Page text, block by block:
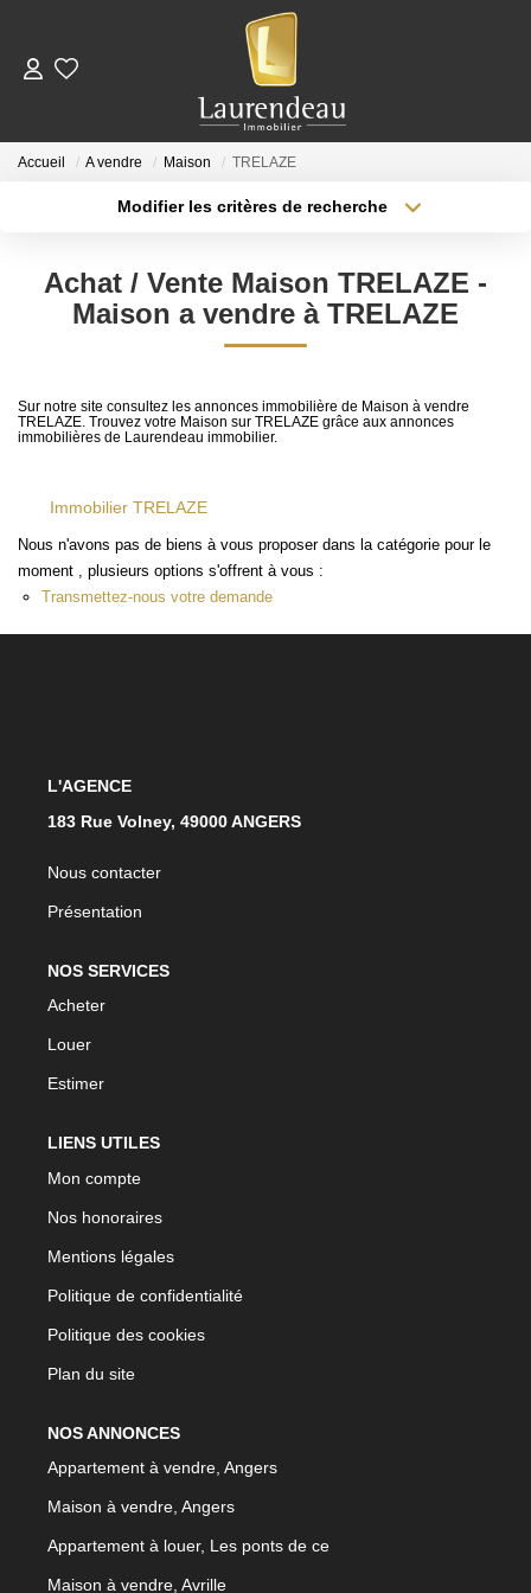
ACHETER
Télécharger Le Dossier De Candidature Locataire
NOTRE ÉQUIPE
NOS AVIS CLIENTS
ACTUALITÉS
Accueil A vendre Maison TRELAZE
Modifier les critères de recherche
Sélectionnez...
Type de bien
Surface min
Créer une alerte
Achat / Vente Maison TRELAZE -
Maison a vendre à TRELAZE
Sur notre site consultez les annonces immobilière de Maison à vendre
TRELAZE. Trouvez votre Maison sur TRELAZE grâce aux annonces
immobilières de Laurendeau immobilier.
Immobilier TRELAZE
Nous n'avons pas de biens à vous proposer dans la catégorie pour le
moment , plusieurs options s'offrent à vous :
Transmettez-nous votre demande
L'AGENCE
183 Rue Volney, 49000 ANGERS
Nous contacter
Présentation
NOS SERVICES
Acheter
Louer
Estimer
LIENS UTILES
Mon compte
Nos honoraires
Mentions légales
Politique de confidentialité
Politique des cookies
Plan du site
NOS ANNONCES
Appartement à vendre, Angers
Maison à vendre, Angers
Appartement à louer, Les ponts de ce
Maison à vendre, Avrille